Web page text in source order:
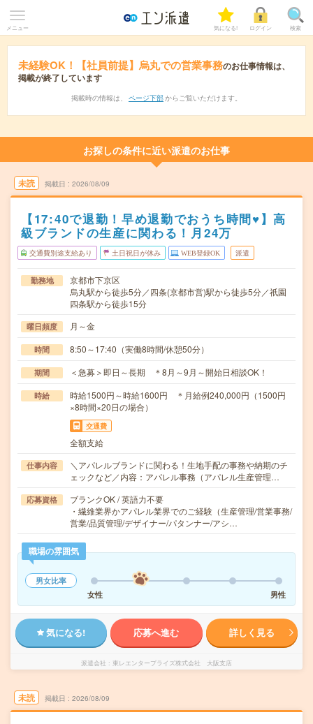
メニュー 気になる! ログイン 検索
未経験OK！【社員前提】烏丸での営業事務のお仕事情報は、
掲載が終了しています
掲載時の情報は、 ページ下部 からご覧いただけます。
お探しの条件に近い派遣のお仕事
未読 掲載日 2026/08/09
【17:40で退勤！早め退勤でおうち時間♥】高
級ブランドの生産に関わる！月24万
交通費別途支給あり 土日祝日が休み WEB登録OK 派遣
勤務地
京都市下京区
烏丸駅から徒歩5分／四条(京都市営)駅から徒歩5分／祇園
四条駅から徒歩15分
曜日頻度 月～金
時間 8:50～17:40（実働8時間/休憩50分）
期間 ＜急募＞即日～長期 ＊8月～9月～開始日相談OK！
時給
時給1500円～時給1600円 ＊月給例240,000円（1500円
×8時間×20日の場合）
交通費
全額支給
仕事内容
＼アパレルブランドに関わる！生地手配の事務や納期のチ
ェックなど／内容：アパレル事務（アパレル生産管理…
応募資格
ブランクOK / 英語力不要
・繊維業界かアパレル業界でのご経験（生産管理/営業事務/
営業/品質管理/デザイナー/パタンナー/アシ…
職場の雰囲気
男女比率
女性
男性
気になる! 応募へ進む 詳しく見る
派遣会社 東レエンタープライズ株式会社 大阪支店
未読 掲載日 2026/08/09